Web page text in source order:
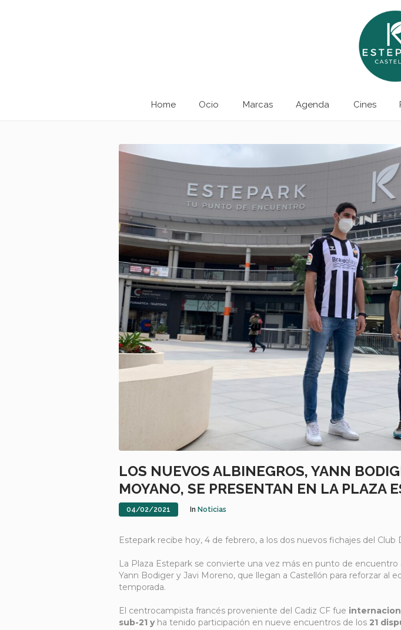
Home Ocio Marcas Agenda Cines
LOS NUEVOS ALBINEGROS, YANN
MOYANO, SE PRESENTAN EN LA PLAZA
04/02/2021 In Noticias
Estepark recibe hoy, 4 de febrero, a los dos nuevos fichajes del Club
La Plaza Estepark se convierte una vez más en punto de
Yann Bodiger y Javi Moreno, que llegan a Castellón para reforzar al
temporada.
El centrocampista francés proveniente del Cadiz CF fue
sub-21 yha tenido participación en nueve encuentros de los 21